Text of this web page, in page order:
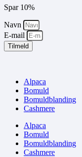
Spar 10%
Navn
E-mail
Tilmeld
Alpaca
Bomuld
Bomuldblanding
Cashmere
Alpaca
Bomuld
Bomuldblanding
Cashmere